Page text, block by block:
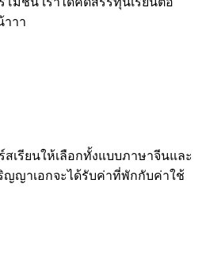
าาา
รียนให้เลือกทั้งแบบภาษาจีนและ
ญญาเอกจะได้รับค่าที่พักกับค่าใช้